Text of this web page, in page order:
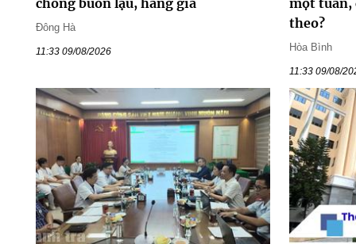
Đông Hà
11:33 09/08/2026
theo?
Hòa Bình
11:33 09/08/